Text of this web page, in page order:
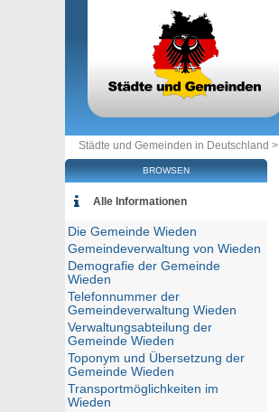
Städte und Gemeinden in Deutschland >
BROWSEN
Alle Informationen
Die Gemeinde Wieden
Gemeindeverwaltung von Wieden
Demografie der Gemeinde
Wieden
Telefonnummer der
Gemeindeverwaltung Wieden
Verwaltungsabteilung der
Gemeinde Wieden
Toponym und Übersetzung der
Gemeinde Wieden
Transportmöglichkeiten im
Wieden